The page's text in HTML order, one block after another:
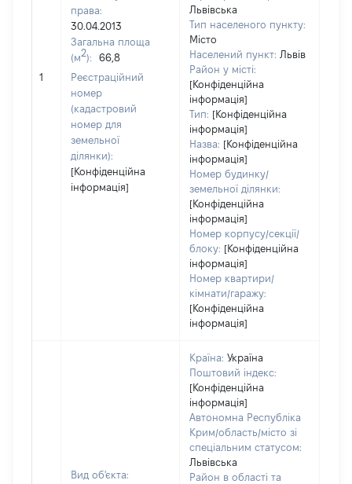
1
права:
30.04.2013
Загальна площа
(м2):
66,8
Реєстраційний
номер
(кадастровий
номер для
земельної
ділянки):
[Конфіденційна
інформація]
Львівська
Тип населеного пункту:
Місто
Населений пункт: Львів
Район у місті:
[Конфіденційна
інформація]
Тип: [Конфіденційна
інформація]
Назва: [Конфіденційна
інформація]
Номер будинку/
земельної ділянки:
[Конфіденційна
інформація]
Номер корпусу/секції/
блоку: [Конфіденційна
інформація]
Номер квартири/
кімнати/гаражу:
[Конфіденційна
інформація]
Вид об'єкта:
Країна: Україна
Поштовий індекс:
[Конфіденційна
інформація]
Автономна Республіка
Крим/область/місто зі
спеціальним статусом:
Львівська
Район в області та